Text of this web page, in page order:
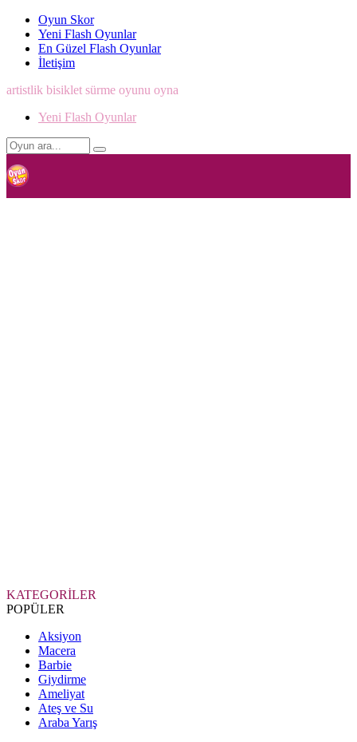
Oyun Skor
Yeni Flash Oyunlar
En Güzel Flash Oyunlar
İletişim
artistlik bisiklet sürme oyunu oyna
Yeni Flash Oyunlar
KATEGORİLER
POPÜLER
Aksiyon
Macera
Barbie
Giydirme
Ameliyat
Ateş ve Su
Araba Yarış